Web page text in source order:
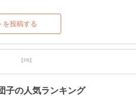
を投稿する
【PR】
子の人気ランキング